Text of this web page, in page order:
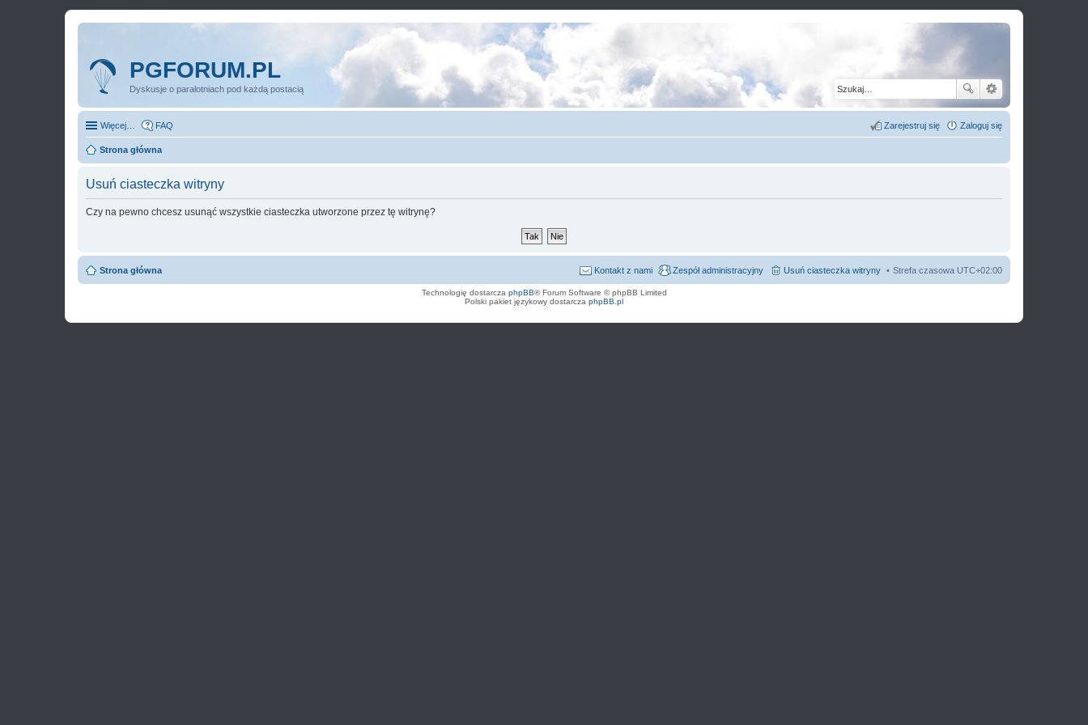
PGFORUM.PL
Dyskusje o paralotniach pod każdą postacią
Więcej… FAQ Zaloguj się
Zarejestruj się
Strona główna
Usuń ciasteczka witryny
Czy na pewno chcesz usunąć wszystkie ciasteczka utworzone przez tę witrynę?
Strona główna Strefa czasowa UTC+02:00
Usuń ciasteczka witryny
Zespół administracyjny
Kontakt z nami
Technologię dostarcza phpBB® Forum Software © phpBB Limited
Polski pakiet językowy dostarcza phpBB.pl